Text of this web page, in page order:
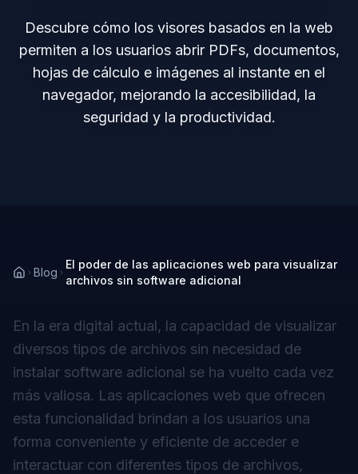
Descubre cómo los visores basados en la web
permiten a los usuarios abrir PDFs, documentos,
hojas de cálculo e imágenes al instante en el
navegador, mejorando la accesibilidad, la
seguridad y la productividad.
Blog
El poder de las aplicaciones web para visualizar
archivos sin software adicional
En la era digital actual, la capacidad de visualizar
diversos tipos de archivos sin necesidad de
instalar software adicional se ha vuelto cada vez
más valiosa. Las aplicaciones web que ofrecen
esta funcionalidad brindan a los usuarios una
forma conveniente y eficiente de acceder e
interactuar con diferentes tipos de archivos,